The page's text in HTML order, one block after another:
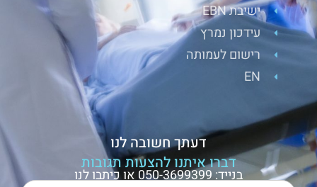
ישיבת EBN
עידכון נמרץ
רישום לעמותה
EN
דעתך חשובה לנו
דברו איתנו להצעות תגובות
בנייד: 050-3699399 או כיתבו לנו